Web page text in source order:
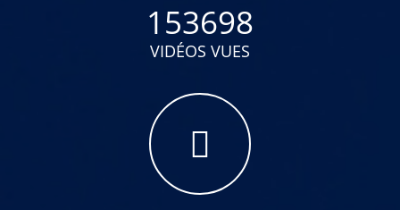
153698
VIDÉOS VUES